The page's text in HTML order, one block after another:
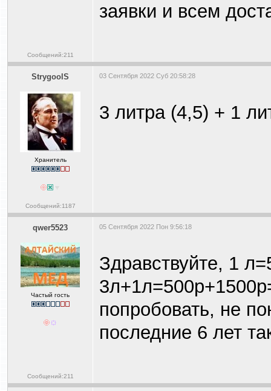
Сообщений:211
заявки и всем
StrygoolS
Хранитель
Сообщений:1187
03 Сентября 2022 Суб 20:58:28
3 литра (4,5) + 1
qwer5523
Частый гость
Сообщений:211
05 Сентября 2022 Пон 9:56:18
Здравствуйте, 1
попробовать, не
последние 6 лет